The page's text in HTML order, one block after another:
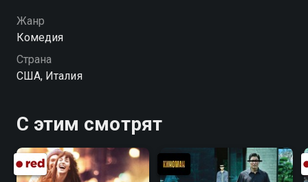
Жанр
Комедия
Страна
США, Италия
С этим смотрят